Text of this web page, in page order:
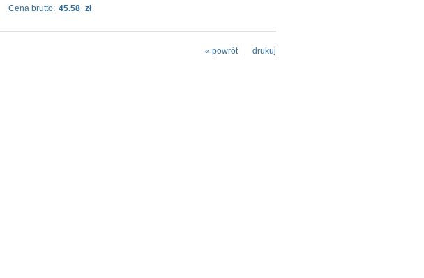
Cena brutto: 45.58 zł
drukuj
« powrót